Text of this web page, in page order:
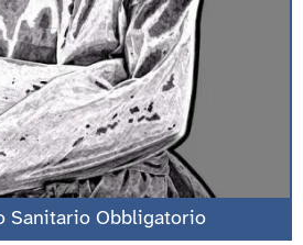
Sanitario Obbligatorio